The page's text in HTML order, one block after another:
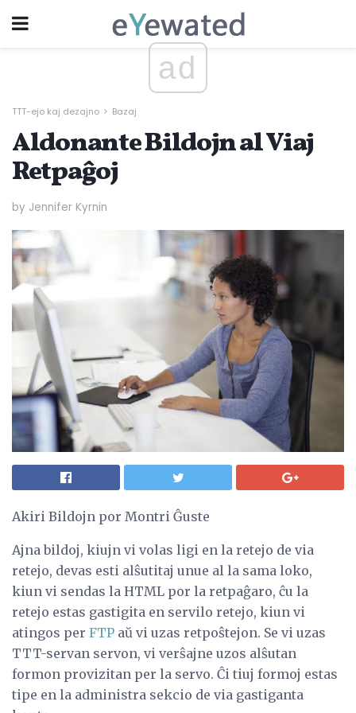
ad
TTT-ejo kaj dezajno Bazaj
Aldonante Bildojn al Viaj
Retpaĝoj
by Jennifer Kyrnin
Akiri Bildojn por Montri Ĝuste
Ajna bildoj, kiujn vi volas ligi en la retejo de via
retejo, devas esti alŝutitaj unue al la sama loko,
kiun vi sendas la HTML por la retpaĝaro, ĉu la
retejo estas gastigita en servilo retejo, kiun vi
atingos per FTP aŭ vi uzas retpoŝtejon. Se vi uzas
TTT-servan servon, vi verŝajne uzos alŝutan
formon provizitan per la servo. Ĉi tiuj formoj estas
tipe en la administra sekcio de via gastiganta